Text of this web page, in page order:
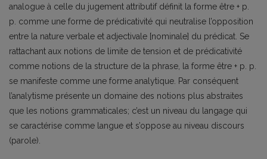
analogue à celle du jugement attributif définit la forme être + p.
p. comme une forme de prédicativité qui neutralise l’opposition
entre la nature verbale et adjectivale [nominale] du prédicat. Se
rattachant aux notions de limite de tension et de prédicativité
comme notions de la structure de la phrase, la forme être + p. p.
se manifeste comme une forme analytique. Par conséquent
l’analytisme présente un domaine des notions plus abstraites
que les notions grammaticales; c’est un niveau du langage qui
se caractérise comme langue et s’oppose au niveau discours
(parole).